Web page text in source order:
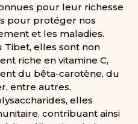
pour leur richesse
pour protéger nos
et les maladies.
Tibet, elles sont non
riche en vitamine C,
du bêta-carotène, du
entre autres.
elles
contribuant ainsi